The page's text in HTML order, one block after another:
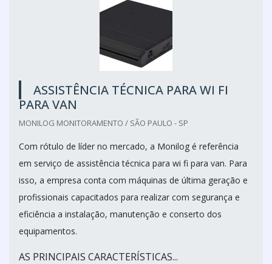
ASSISTÊNCIA TÉCNICA PARA WI FI
PARA VAN
MONILOG MONITORAMENTO / SÃO PAULO - SP
Com rótulo de líder no mercado, a Monilog é referência
em serviço de assistência técnica para wi fi para van. Para
isso, a empresa conta com máquinas de última geração e
profissionais capacitados para realizar com segurança e
eficiência a instalação, manutenção e conserto dos
equipamentos.
AS PRINCIPAIS CARACTERÍSTICAS...